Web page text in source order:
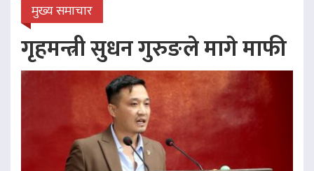
मुख्य समाचार
गृहमन्त्री सुधन गुरुङले मागे माफी